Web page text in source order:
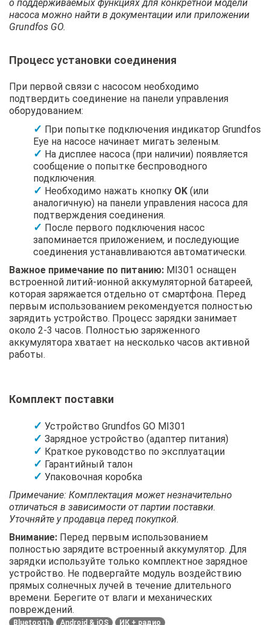
о поддерживаемых функциях для конкретной модели
насоса можно найти в документации или приложении
Grundfos GO.
Процесс установки соединения
При первой связи с насосом необходимо
подтвердить соединение на панели управления
оборудованием:
При попытке подключения индикатор Grundfos
Eye на насосе начинает мигать зеленым.
На дисплее насоса (при наличии) появляется
сообщение о попытке беспроводного
подключения.
Необходимо нажать кнопку OK (или
аналогичную) на панели управления насоса для
подтверждения соединения.
После первого подключения насос
запоминается приложением, и последующие
соединения устанавливаются автоматически.
Важное примечание по питанию: MI301 оснащен
встроенной литий-ионной аккумуляторной батареей,
которая заряжается отдельно от смартфона. Перед
первым использованием рекомендуется полностью
зарядить устройство. Процесс зарядки занимает
около 2-3 часов. Полностью заряженного
аккумулятора хватает на несколько часов активной
работы.
Комплект поставки
Устройство Grundfos GO MI301
Зарядное устройство (адаптер питания)
Краткое руководство по эксплуатации
Гарантийный талон
Упаковочная коробка
Примечание: Комплектация может незначительно
отличаться в зависимости от партии поставки.
Уточняйте у продавца перед покупкой.
Внимание: Перед первым использованием
полностью зарядите встроенный аккумулятор. Для
зарядки используйте только комплектное зарядное
устройство. Не подвергайте модуль воздействию
прямых солнечных лучей в течение длительного
времени. Берегите от влаги и механических
повреждений.
Bluetooth Android & iOS ИК + радио